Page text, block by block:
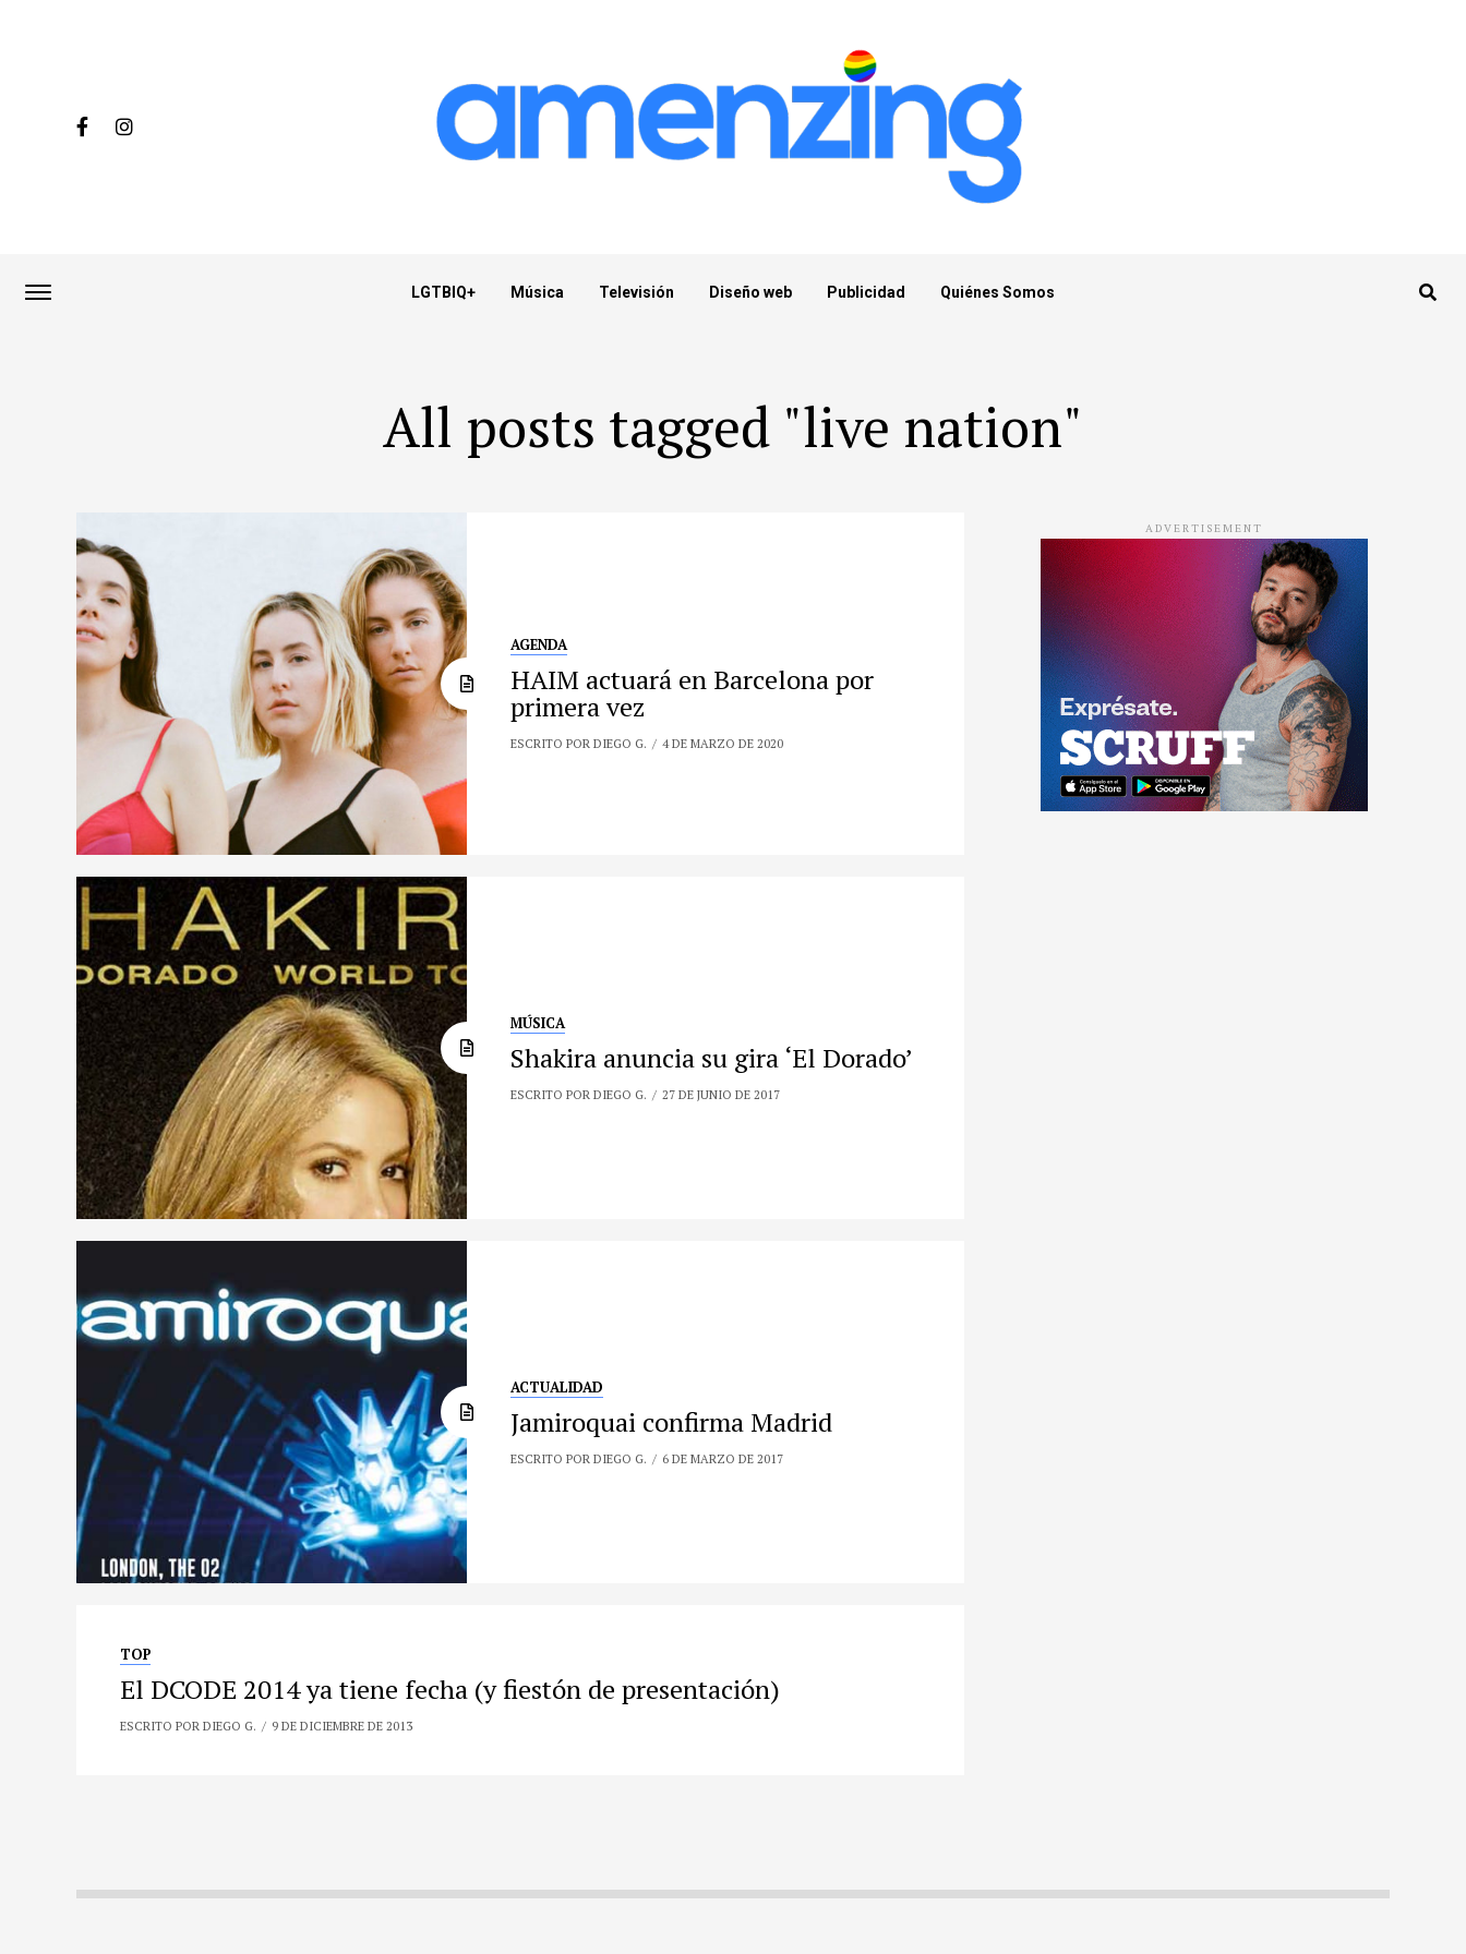
LGTBIQ+ Música Televisión Diseño web Publicidad Quiénes Somos
All posts tagged "live nation"
AGENDA
HAIM actuará en Barcelona por
primera vez
ESCRITO POR DIEGO G. 4 DE MARZO DE 2020
MÚSICA
Shakira anuncia su gira ‘El Dorado’
ESCRITO POR DIEGO G. 27 DE JUNIO DE 2017
ACTUALIDAD
Jamiroquai confirma Madrid
ESCRITO POR DIEGO G. 6 DE MARZO DE 2017
TOP
El DCODE 2014 ya tiene fecha (y fiestón de presentación)
ESCRITO POR DIEGO G. 9 DE DICIEMBRE DE 2013
ADVERTISEMENT